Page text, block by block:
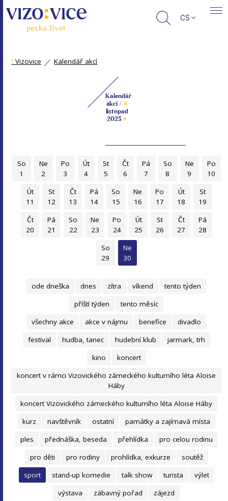
CS
: Vizovice Kalendář akcí
Kalendář
akcí / «
listopad
2025»
So
1
Ne
2
Po
3
Út
4
St
5
Čt
6
Pá
7
So
8
Ne
9
Po
10
Út
11
St
12
Čt
13
Pá
14
So
15
Ne
16
Po
17
Út
18
St
19
Čt
20
Pá
21
So
22
Ne
23
Po
24
Út
25
St
26
Čt
27
Pá
28
So
29
Ne
30
ode dneška dnes zítra víkend
tento týden
příští týden
tento měsíc
všechny akce
akce v nájmu benefice
divadlo
festival
hudba, tanec hudební klub
jarmark, trh
kino
koncert
koncert v rámci Vizovického zámeckého kulturního léta Aloise
Háby
koncert Vizovického zámeckého kulturního léta Aloise Háby
kurz
navštěvník ostatní
památky a zajímavá místa
ples
přednáška, beseda přehlídka
pro celou rodinu
pro děti
pro rodiny prohlídka, exkurze
soutěž
sport
stand-up komedie talk show turista
výlet
výstava
zábavný pořad zájezd